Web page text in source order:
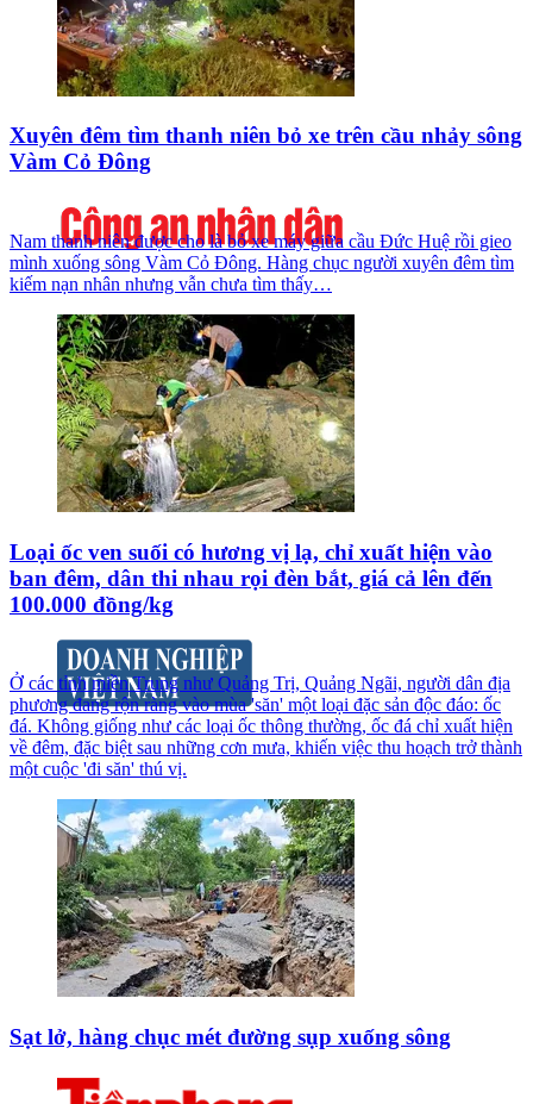
Xuyên đêm tìm thanh niên bỏ xe trên cầu nhảy sông
Vàm Cỏ Đông
Nam thanh niên được cho là bỏ xe máy giữa cầu Đức Huệ rồi gieo
mình xuống sông Vàm Cỏ Đông. Hàng chục người xuyên đêm tìm
kiếm nạn nhân nhưng vẫn chưa tìm thấy…
Loại ốc ven suối có hương vị lạ, chỉ xuất hiện vào
ban đêm, dân thi nhau rọi đèn bắt, giá cả lên đến
100.000 đồng/kg
Ở các tỉnh miền Trung như Quảng Trị, Quảng Ngãi, người dân địa
phương đang rộn ràng vào mùa 'săn' một loại đặc sản độc đáo: ốc
đá. Không giống như các loại ốc thông thường, ốc đá chỉ xuất hiện
về đêm, đặc biệt sau những cơn mưa, khiến việc thu hoạch trở thành
một cuộc 'đi săn' thú vị.
Sạt lở, hàng chục mét đường sụp xuống sông